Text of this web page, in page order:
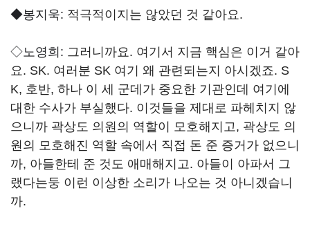
◆봉지욱: 적극적이지는 않았던 것 같아요.
◇노영희: 그러니까요. 여기서 지금 핵심은 이거 같아
요. SK. 여러분 SK 여기 왜 관련되는지 아시겠죠. S
K, 호반, 하나 이 세 군데가 중요한 기관인데 여기에
대한 수사가 부실했다. 이것들을 제대로 파헤치지 않
으니까 곽상도 의원의 역할이 모호해지고, 곽상도 의
원의 모호해진 역할 속에서 직접 돈 준 증거가 없으니
까, 아들한테 준 것도 애매해지고. 아들이 아파서 그
랬다는둥 이런 이상한 소리가 나오는 것 아니겠습니
까.